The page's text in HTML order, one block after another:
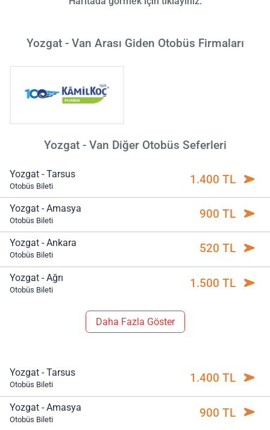
Yozgat - Van Arası Giden Otobüs Firmaları
Yozgat - Van Diğer Otobüs Seferleri
Yozgat - Tarsus
Otobüs Bileti 1.400 TL
Yozgat - Amasya
Otobüs Bileti 900 TL
Yozgat - Ankara
Otobüs Bileti 520 TL
Yozgat - Ağrı
Otobüs Bileti 1.500 TL
Daha Fazla Göster
Yozgat - Tarsus
Otobüs Bileti 1.400 TL
Yozgat - Amasya
Otobüs Bileti 900 TL